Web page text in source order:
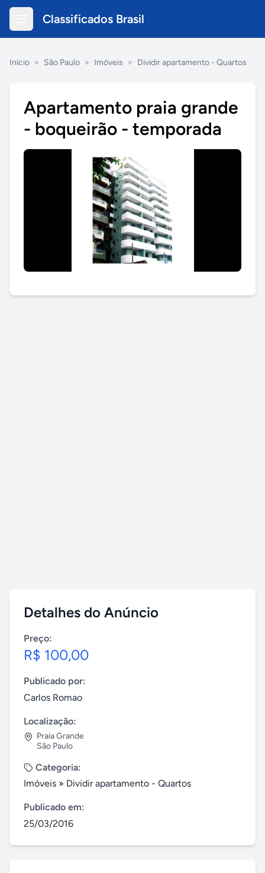
Classificados Brasil
Início » São Paulo » Imóveis » Dividir apartamento - Quartos
Apartamento praia grande
- boqueirão - temporada
Detalhes do Anúncio
Preço:
R$ 100,00
Publicado por:
Carlos Romao
Localização:
Praia Grande
São Paulo
Categoria:
Imóveis » Dividir apartamento - Quartos
Publicado em:
25/03/2016